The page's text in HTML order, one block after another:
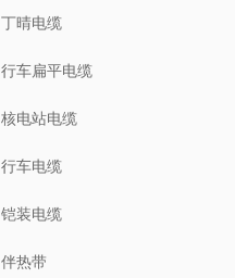
丁晴电缆
行车扁平电缆
核电站电缆
行车电缆
铠装电缆
伴热带